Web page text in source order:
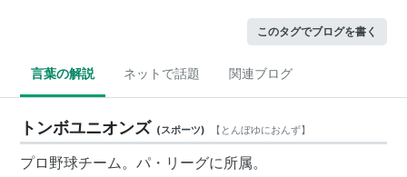
このタグでブログを書く
言葉の解説 ネットで話題 関連ブログ
トンボユニオンズ (スポーツ) 【 とんぼゆにおんず】
プロ野球チーム。パ・リーグに所属。